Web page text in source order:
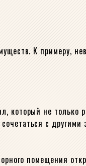
К примеру,
не только
с
помещения